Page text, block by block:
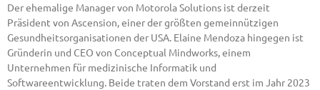
Der ehemalige Manager von Motorola Solutions ist derzeit
Präsident von Ascension, einer der größten gemeinnützigen
Gesundheitsorganisationen der USA. Elaine Mendoza hingegen ist
Gründerin und CEO von Conceptual Mindworks, einem
Unternehmen für medizinische Informatik und
Softwareentwicklung. Beide traten dem Vorstand erst im Jahr 2023